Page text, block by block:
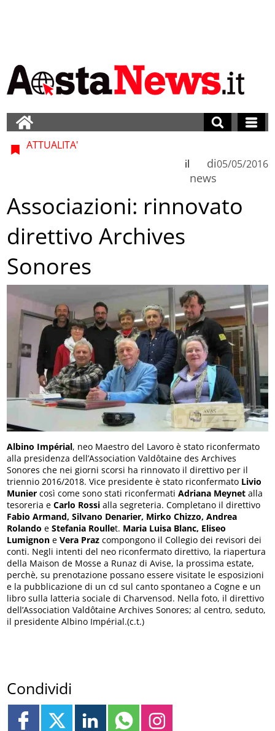
ATTUALITA'
di
news
il 05/05/2016
Associazioni: rinnovato
direttivo Archives
Sonores
Albino Impérial, neo Maestro del Lavoro è stato riconfermato
alla presidenza dell’Association Valdôtaine des Archives
Sonores che nei giorni scorsi ha rinnovato il direttivo per il
triennio 2016/2018. Vice presidente è stato riconfermato Livio
Munier così come sono stati riconfermatiAdriana Meynet alla
tesoreria e Carlo Rossi alla segreteria. Completano il direttivo
Fabio Armand, Silvano Denarier, Mirko Chizzo, Andrea
Rolando e Stefania Roullet. Maria Luisa Blanc, Eliseo
Lumignon eVera Praz compongono il Collegio dei revisori dei
conti. Negli intenti del neo riconfermato direttivo, la riapertura
della Maison de Mosse a Runaz di Avise, la prossima estate,
perchè, su prenotazione possano essere visitate le esposizioni
e la pubblicazione di un cd sul canto spontaneo a Cogne e un
libro sulla latteria sociale di Charvensod. Nella foto, il direttivo
dell’Association Valdôtaine Archives Sonores; al centro, seduto,
il presidente Albino Impérial.(c.t.)
Condividi